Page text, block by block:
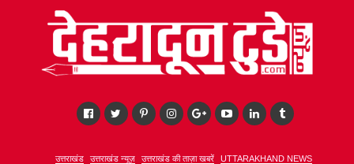
उत्तराखंड उत्तराखंड न्यूज़ उत्तराखंड की ताज़ा खबरें
UTTARAKHAND NEWS